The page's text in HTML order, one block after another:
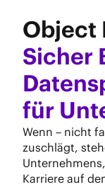
Object
Sicher
für
Wenn – nicht
zuschlägt,
Karriere auf